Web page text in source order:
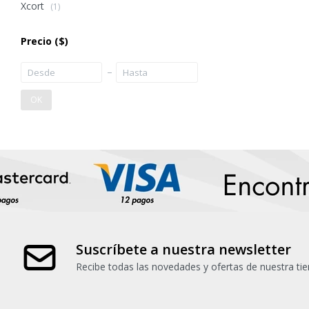
Xcort (1)
Precio ($)
OK
Suscríbete a nuestra newsletter
Recibe todas las novedades y ofertas de nuestra